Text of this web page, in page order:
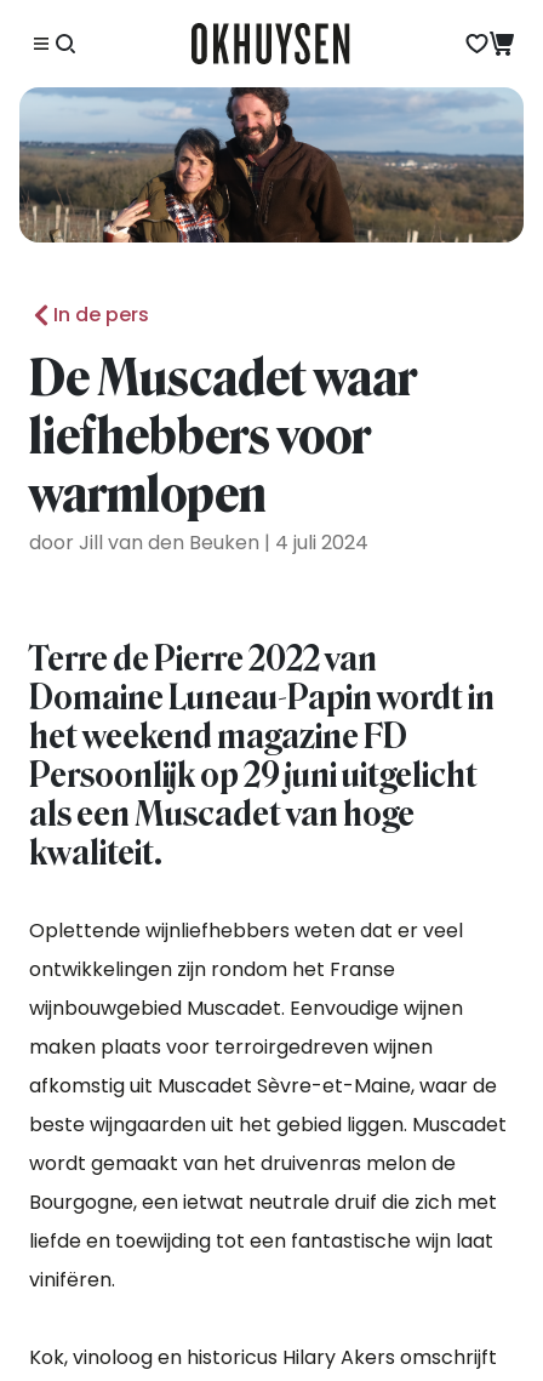
In de pers
De Muscadet waar
liefhebbers voor
warmlopen
door Jill van den Beuken | 4 juli 2024
Terre de Pierre 2022 van
Domaine Luneau-Papin wordt in
het weekend magazine FD
Persoonlijk op 29 juni uitgelicht
als een Muscadet van hoge
kwaliteit.
Oplettende wijnliefhebbers weten dat er veel
ontwikkelingen zijn rondom het Franse
wijnbouwgebied Muscadet. Eenvoudige wijnen
maken plaats voor terroirgedreven wijnen
afkomstig uit Muscadet Sèvre-et-Maine, waar de
beste wijngaarden uit het gebied liggen. Muscadet
wordt gemaakt van het druivenras melon de
Bourgogne, een ietwat neutrale druif die zich met
liefde en toewijding tot een fantastische wijn laat
vinifëren.
Kok, vinoloog en historicus Hilary Akers omschrijft